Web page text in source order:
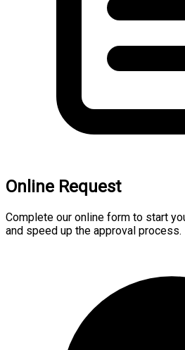
Online Request
Complete our online form to start
and speed up the approval process.